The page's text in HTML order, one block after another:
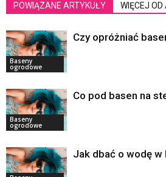
POWIĄZANE ARTYKUŁY WIĘCEJ
Baseny
ogrodowe
Czy opróżniać
Baseny
ogrodowe
Co pod basen na
Jak dbać o wodę